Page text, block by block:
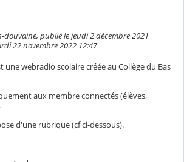
publié le jeudi 2 décembre 2021
22 novembre 2022 12:47
une webradio scolaire créée au Collège du Bas
aux membre connectés (élèves,
d'une rubrique (cf ci-dessous).